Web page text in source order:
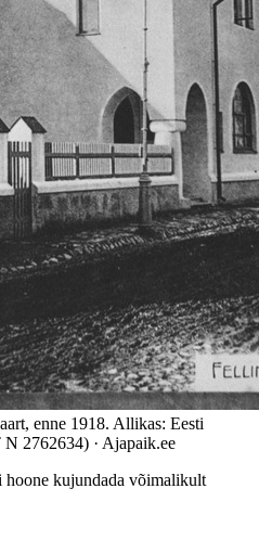
enne 1918. Allikas: Eesti
2762634) · Ajapaik.ee
hoone kujundada võimalikult